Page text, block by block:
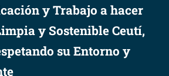
y Trabajo a hacer
y Sostenible Ceutí,
su Entorno y